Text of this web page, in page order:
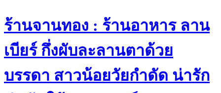
ร้านจานทอง : ร้านอาหาร ลาน
เบียร์ กึ่งผับละลานตาด้วย
บรรดา สาวน้อยวัยกำดัด น่ารัก